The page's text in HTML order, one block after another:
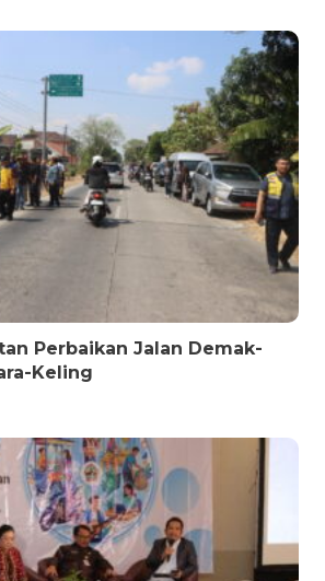
Perbaikan Jalan Demak-
Keling